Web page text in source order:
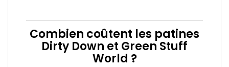
Combien coûtent les patines
Dirty Down et Green Stuff
World ?